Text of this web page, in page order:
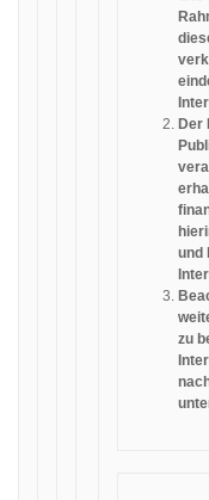
Der
und
zu